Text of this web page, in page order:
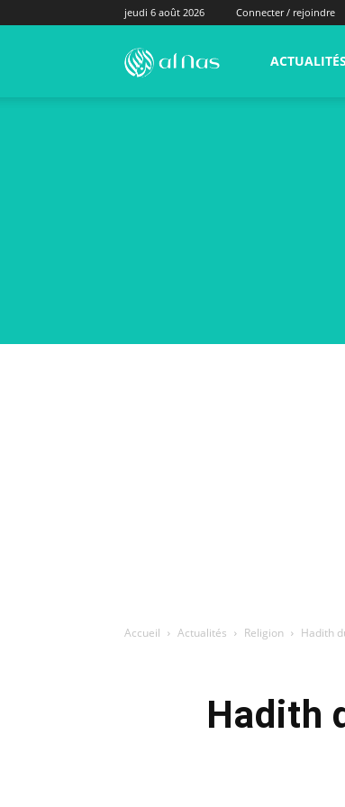
jeudi 6 août 2026 Connecter / rejoindre
alNas.fr ACTUALITÉS
Accueil Actualités Religion Hadith
Hadith